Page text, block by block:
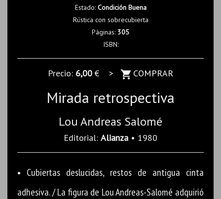
Estado: Condición Buena
Rústica con sobrecubierta
Páginas: 305
ISBN:
Precio: 6,00€ > COMPRAR
Mirada retrospectiva
Lou Andreas Salomé
Editorial: Alianza • 1980
• Cubiertas deslucidas, restos de antigua cinta
adhesiva. / La figura de Lou Andreas-Salomé adquirió